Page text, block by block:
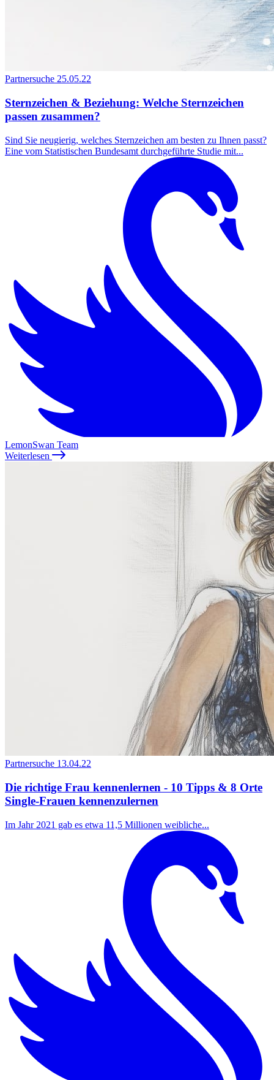
Partnersuche 25.05.22
Sternzeichen & Beziehung: Welche Sternzeichen
passen zusammen?
Sind Sie neugierig, welches Sternzeichen am besten zu Ihnen passt?
Eine vom Statistischen Bundesamt durchgeführte Studie mit...
LemonSwan Team
Weiterlesen
Partnersuche 13.04.22
Die richtige Frau kennenlernen - 10 Tipps & 8 Orte
Single-Frauen kennenzulernen
Im Jahr 2021 gab es etwa 11,5 Millionen weibliche...